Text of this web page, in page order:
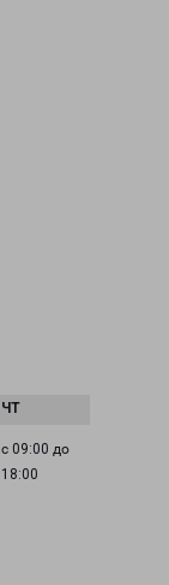
с 09:00 до
18:00